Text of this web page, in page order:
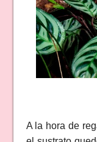
A la hora de